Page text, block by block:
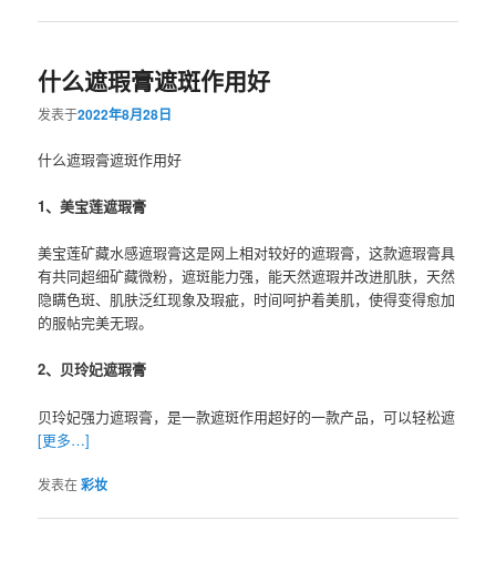
什么遮瑕膏遮斑作用好
发表于2022年8月28日
什么遮瑕膏遮斑作用好
1、美宝莲遮瑕膏
美宝莲矿藏水感遮瑕膏这是网上相对较好的遮瑕膏，这款遮瑕膏具
有共同超细矿藏微粉，遮斑能力强，能天然遮瑕并改进肌肤，天然
隐瞒色斑、肌肤泛红现象及瑕疵，时间呵护着美肌，使得变得愈加
的服帖完美无瑕。
2、贝玲妃遮瑕膏
贝玲妃强力遮瑕膏，是一款遮斑作用超好的一款产品，可以轻松遮
[更多…]
发表在彩妆